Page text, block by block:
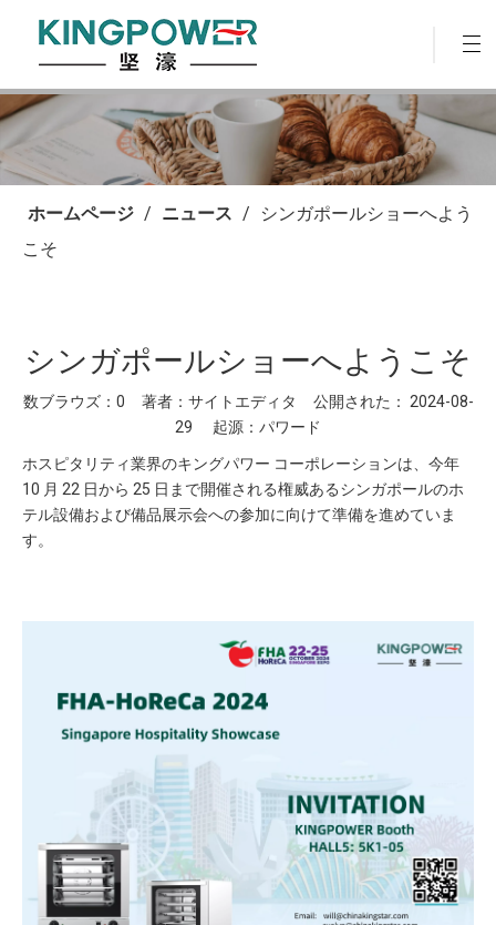
ホームページ / ニュース /
シンガポールショーへよう
こそ
シンガポールショーへようこそ
数ブラウズ： 0 著者：サイトエディタ 公開された： 2024-08-
29 起源： パワード
ホスピタリティ業界のキングパワー コーポレーションは、今年
10 月 22 日から 25 日まで開催される権威あるシンガポールのホ
テル設備および備品展示会への参加に向けて準備を進めていま
す。